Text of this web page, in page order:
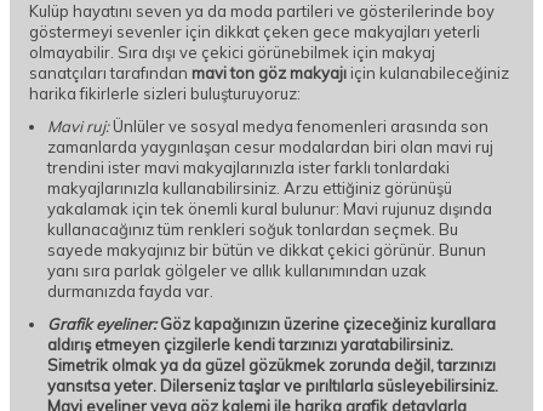
Kulüp hayatını seven ya da moda partileri ve gösterilerinde boy
göstermeyi sevenler için dikkat çeken gece makyajları yeterli
olmayabilir. Sıra dışı ve çekici görünebilmek için makyaj
sanatçıları tarafından mavi ton göz makyajı için kulanabileceğiniz
harika fikirlerle sizleri buluşturuyoruz:
Mavi ruj:Ünlüler ve sosyal medya fenomenleri arasında son
zamanlarda yaygınlaşan cesur modalardan biri olan mavi ruj
trendini ister mavi makyajlarınızla ister farklı tonlardaki
makyajlarınızla kullanabilirsiniz. Arzu ettiğiniz görünüşü
yakalamak için tek önemli kural bulunur: Mavi rujunuz dışında
kullanacağınız tüm renkleri soğuk tonlardan seçmek. Bu
sayede makyajınız bir bütün ve dikkat çekici görünür. Bunun
yanı sıra parlak gölgeler ve allık kullanımından uzak
durmanızda fayda var.
Grafik eyeliner:Göz kapağınızın üzerine çizeceğiniz kurallara
aldırış etmeyen çizgilerle kendi tarzınızı yaratabilirsiniz.
Simetrik olmak ya da güzel gözükmek zorunda değil, tarzınızı
yansıtsa yeter. Dilerseniz taşlar ve pırıltılarla süsleyebilirsiniz.
Mavi eyeliner veya göz kalemi ile harika grafik detaylarla